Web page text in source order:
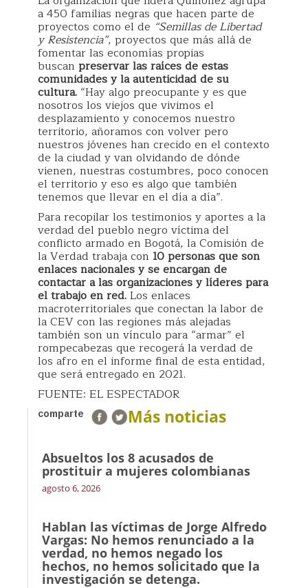
a 450 familias negras que hacen parte de
proyectos como el de “Semillas de Libertad
y Resistencia”, proyectos que más allá de
fomentar las economías propias
buscan preservar las raíces de estas
comunidades y la autenticidad de su
cultura. “Hay algo preocupante y es que
nosotros los viejos que vivimos el
desplazamiento y conocemos nuestro
territorio, añoramos con volver pero
nuestros jóvenes han crecido en el contexto
de la ciudad y van olvidando de dónde
vienen, nuestras costumbres, poco conocen
el territorio y eso es algo que también
tenemos que llevar en el día a día”.
Para recopilar los testimonios y aportes a la
verdad del pueblo negro víctima del
conflicto armado en Bogotá, la Comisión de
la Verdad trabaja con 10 personas que son
enlaces nacionales y se encargan de
contactar a las organizaciones y líderes para
el trabajo en red.Los enlaces
macroterritoriales que conectan la labor de
la CEV con las regiones más alejadas
también son un vínculo para “armar” el
rompecabezas que recogerá la verdad de
los afro en el informe final de esta entidad,
que será entregado en 2021.
FUENTE: EL ESPECTADOR
comparte Más noticias
Absueltos los 8 acusados de
prostituir a mujeres colombianas
agosto 6, 2026
Hablan las víctimas de Jorge Alfredo
Vargas: No hemos renunciado a la
verdad, no hemos negado los
hechos, no hemos solicitado que la
investigación se detenga.